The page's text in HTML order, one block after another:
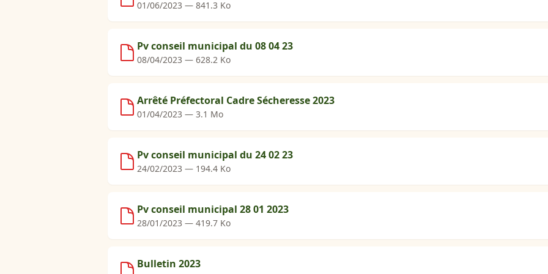
01/06/2023 — 841.3 Ko
Pv conseil municipal du 08 04 23
08/04/2023 — 628.2 Ko
Arrêté Préfectoral Cadre Sécheresse 2023
01/04/2023 — 3.1 Mo
Pv conseil municipal du 24 02 23
24/02/2023 — 194.4 Ko
Pv conseil municipal 28 01 2023
28/01/2023 — 419.7 Ko
Bulletin 2023